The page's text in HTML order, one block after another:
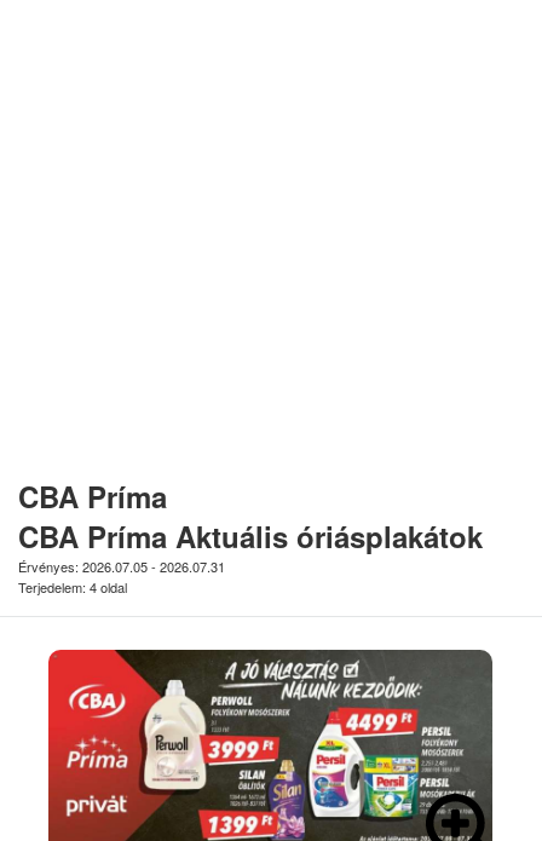
CBA Príma
CBA Príma Aktuális óriásplakátok
Érvényes: 2026.07.05 - 2026.07.31
Terjedelem: 4 oldal